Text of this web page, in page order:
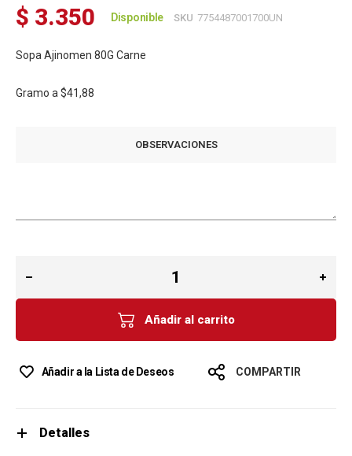
$ 3.350 Disponible SKU 7754487001700UN
Sopa Ajinomen 80G Carne
Gramo a $41,88
OBSERVACIONES
Añadir al carrito
Añadir a la Lista de Deseos COMPARTIR
Detalles